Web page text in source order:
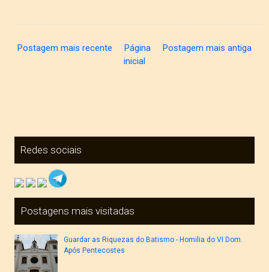
Postagem mais recente Postagem mais antiga
Página
inicial
Redes sociais
Postagens mais visitadas
Guardar as Riquezas do Batismo - Homilia do VI Dom.
Após Pentecostes